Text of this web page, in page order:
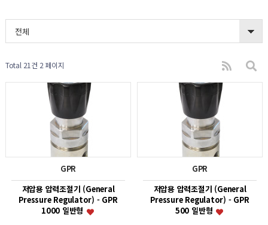
전체
Total 21건 2 페이지
GPR
저압용 압력조절기 (General
Pressure Regulator) - GPR
1000 일반형
GPR
저압용 압력조절기 (General
Pressure Regulator) - GPR
500 일반형